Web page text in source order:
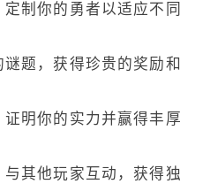
制你的勇者以适应不同
题，获得珍贵的奖励和
明你的实力并赢得丰厚
其他玩家互动，获得独